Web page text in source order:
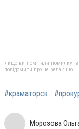
Якщо ви помітили помилку,
повідомити про це редакцію
#краматорск
Морозова